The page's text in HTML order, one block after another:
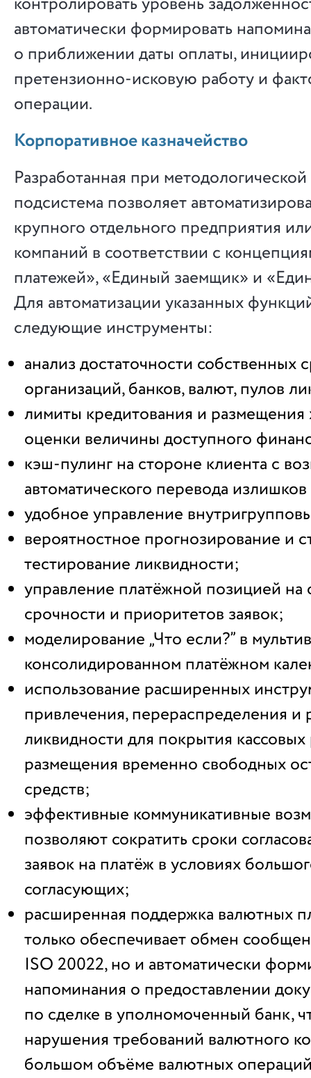
автоматически формировать
о приближении даты оплаты,
претензионно-исковую работу и
операции.
Корпоративное казначейство
Разработанная при
подсистема позволяет
крупного отдельного предприятия
компаний в соответствии с
платежей», «Единый заемщик» и
Для автоматизации указанных
следующие инструменты:
анализ достаточности собственных
организаций, банков, валют, пулов
лимиты кредитования и размещения
оценки величины доступного
кэш-пулинг на стороне клиента с
автоматического перевода
удобное управление
вероятностное прогнозирование и
тестирование ликвидности;
управление платёжной позицией на
срочности и приоритетов заявок;
моделирование „Что если?” в
консолидированном платёжном
использование расширенных
привлечения, перераспределения и
ликвидности для покрытия
размещения временно свободных
средств;
эффективные коммуникативные
позволяют сократить сроки
заявок на платёж в условиях
согласующих;
расширенная поддержка валютных
только обеспечивает обмен
ISO 20022, но и автоматически
напоминания о предоставлении
по сделке в уполномоченный банк,
нарушения требований валютного
большом объёме валютных